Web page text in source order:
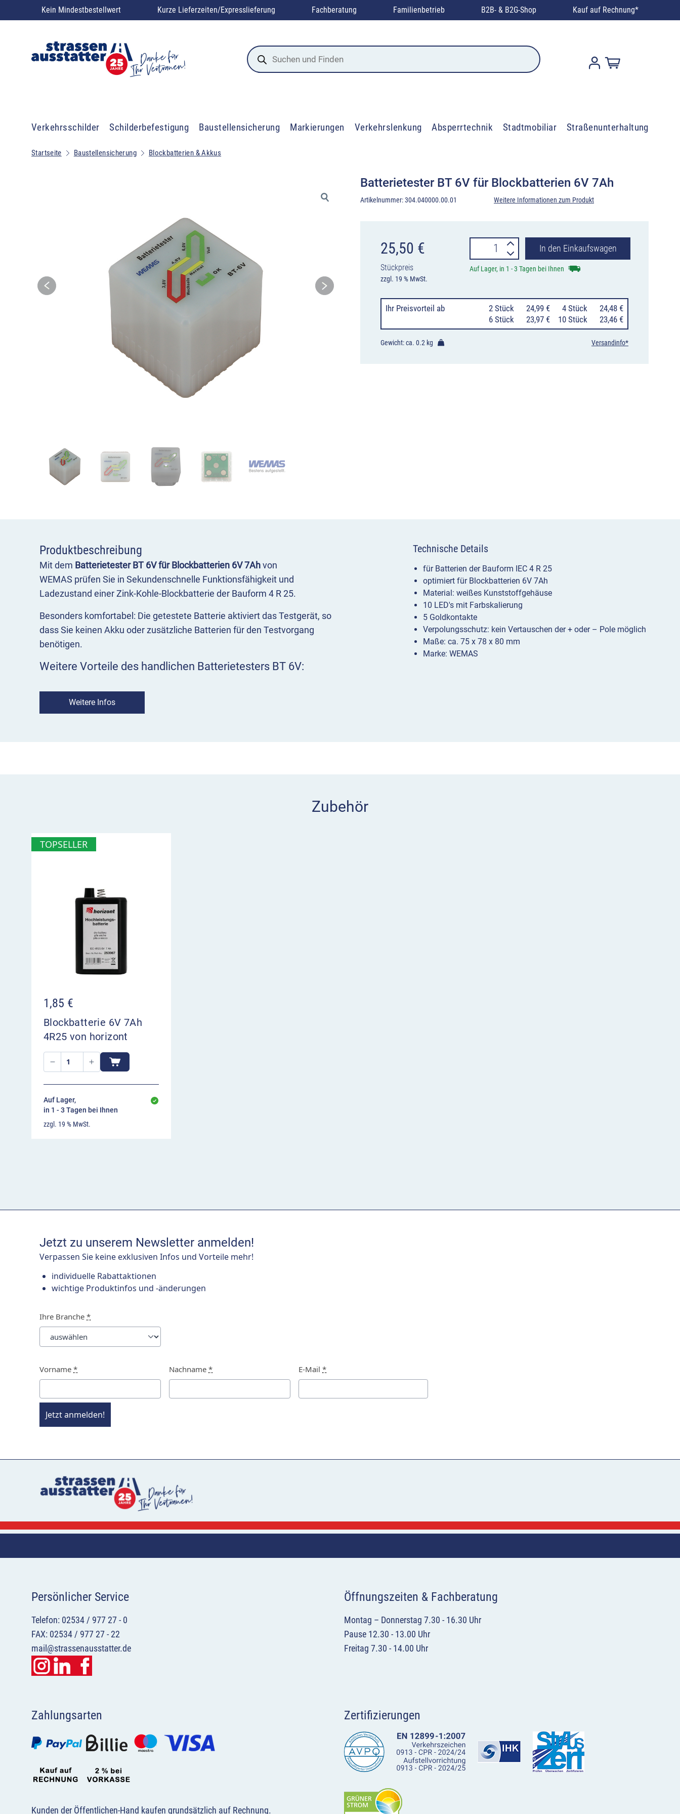
Kein Mindestbestellwert Kurze Lieferzeiten/Expresslieferung Fachberatung Familienbetrieb B2B- & B2G-Shop Kauf auf Rechnung*
Products
search
Verkehrsschilder Schilderbefestigung Baustellensicherung Markierungen Verkehrslenkung Absperrtechnik Stadtmobiliar Straßenunterhaltung
Startseite Baustellensicherung Blockbatterien & Akkus
Batterietester BT 6V für Blockbatterien 6V 7Ah
Artikelnummer:304.040000.00.01 Weitere Informationen zum Produkt
25,50 €
Stückpreis
zzgl. 19 % MwSt.
Batterietester
BT
für
Blockbatterien
In den Einkaufswagen
Auf Lager, in 1 - 3 Tagen bei Ihnen
Ihr Preisvorteil ab 2 Stück 24,99 € 4 Stück
24,48 €
6 Stück 23,97 € 10 Stück 23,46 €
Gewicht: ca. 0.2 kg Versandinfo*
Produktbeschreibung
Mit dem Batterietester BT 6V für Blockbatterien 6V 7Ahvon
WEMAS prüfen Sie in Sekundenschnelle Funktionsfähigkeit und
Ladezustand einer Zink-Kohle-Blockbatterie der Bauform 4 R 25.
Besonders komfortabel: Die getestete Batterie aktiviert das Testgerät, so
dass Sie keinen Akku oder zusätzliche Batterien für den Testvorgang
benötigen.
Weitere Vorteile des handlichen Batterietesters BT 6V:
Ladezustand
Die verbleibende Spannung der Blockbatterie wird direkt in Volt
Stülpen Sie das Gehäuse des Testers über die Batterie – die Ausrichtung
Sekunden warten. Jetzt können Sie das Ergebnis auf der in drei
Farbbereiche unterteilten Skala ablesen:
: Voll (6,0V)
Bitte beachten Sie:der Batterietester BT 6V ist für Zink-Kohle-
Blockbatterien der Bauform 4 R 25 mit einer Spannung von 6 Volt und
einer Kapazität von 7 Amperestunden optimiert. Bei anderen
Blockbatterien kann es zu Abweichungen kommen. Für Luftsauerstoff
Batterien ist der BT 6V nicht geeignet.
Weitere Infos
Technische Details
für Batterien der Bauform IEC 4 R 25
optimiert für Blockbatterien 6V 7Ah
Material: weißes Kunststoffgehäuse
10 LED's mit Farbskalierung
5 Goldkontakte
Verpolungsschutz: kein Vertauschen der + oder – Pole möglich
Maße: ca. 75 x 78 x 80 mm
Marke: WEMAS
Zubehör
TOPSELLER
1,85 €
Blockbatterie 6V 7Ah
4R25 von horizont
Auf Lager,
in 1 - 3 Tagen bei Ihnen
zzgl. 19 % MwSt.
Jetzt zu unserem Newsletter anmelden!
Verpassen Sie keine exklusiven Infos und Vorteile mehr!
individuelle Rabattaktionen
wichtige Produktinfos und -änderungen
Ihre Branche *
Vorname * Nachname * E-Mail *
Jetzt anmelden!
Persönlicher Service
Telefon: 02534 / 977 27 - 0
FAX: 02534 / 977 27 - 22
mail@strassenausstatter.de
Öffnungszeiten & Fachberatung
Montag – Donnerstag 7.30 - 16.30 Uhr
Pause 12.30 - 13.00 Uhr
Freitag 7.30 - 14.00 Uhr
Zahlungsarten
Kunden der Öffentlichen-Hand kaufen grundsätzlich auf Rechnung.
Zertifizierungen